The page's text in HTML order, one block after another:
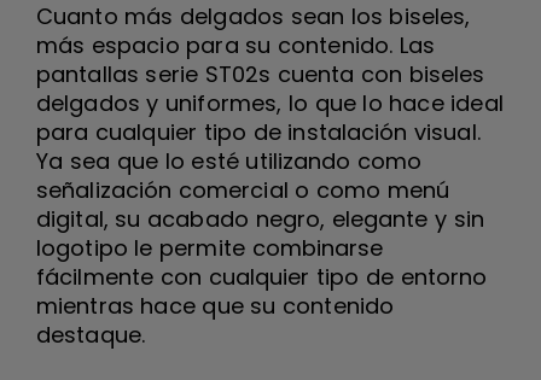
Cuanto más delgados sean los biseles,
más espacio para su contenido. Las
pantallas serie ST02s cuenta con biseles
delgados y uniformes, lo que lo hace ideal
para cualquier tipo de instalación visual.
Ya sea que lo esté utilizando como
señalización comercial o como menú
digital, su acabado negro, elegante y sin
logotipo le permite combinarse
fácilmente con cualquier tipo de entorno
mientras hace que su contenido
destaque.